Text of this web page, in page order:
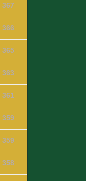
367
366
365
363
361
359
359
358